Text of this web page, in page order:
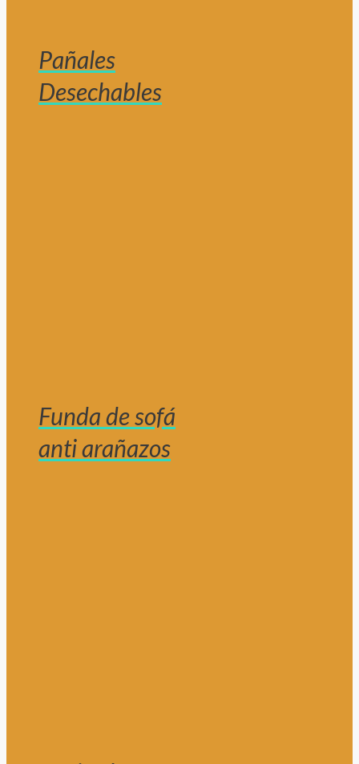
Pañales
Desechables
Funda de sofá
anti arañazos